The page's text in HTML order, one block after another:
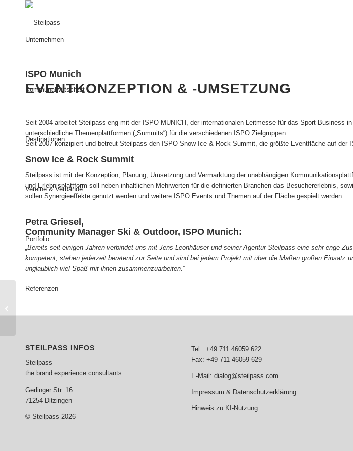
Unternehmen
Kommunalwirtschaft
Destinationen
Vereine & Verbände
Portfolio
Referenzen
ISPO Munich
EVENTKONZEPTION & -UMSETZUNG
Seit 2004 arbeitet Steilpass eng mit der ISPO MUNICH, der internationalen Leitmesse für das Sport-Business
unterschiedliche Themenplattformen („Summits“) für die verschiedenen ISPO Zielgruppen.
Seit 2007 konzipiert und betreut Steilpass den ISPO Snow Ice & Rock Summit, die größte Eventfläche auf der
Snow Ice & Rock Summit
Steilpass ist mit der Konzeption, Planung, Umsetzung und Vermarktung der unabhängigen
und Erlebnisplattform soll neben inhaltlichen Mehrwerten für die definierten Branchen das Besuchererlebnis,
sollen Synergieeffekte genutzt werden und weitere ISPO Events und Themen auf der Fläche gespielt werden.
Petra Griesel,
Community Manager Ski & Outdoor, ISPO Munich:
„Bereits seit einigen Jahren verbindet uns mit Jens Leonhäuser und seiner Agentur Steilpass eine sehr enge
kompetent, stehen jederzeit beratend zur Seite und sind bei jedem Projekt mit über die Maßen großen
unglaublich viel Spaß mit ihnen zusammenzuarbeiten.“
STEILPASS INFOS
Steilpass
the brand experience consultants
Gerlinger Str. 16
71254 Ditzingen
© Steilpass 2026
Tel.: +49 711 46059 622
Fax: +49 711 46059 629
E-Mail: dialog@steilpass.com
Impressum & Datenschutzerklärung
Hinweis zu KI-Nutzung